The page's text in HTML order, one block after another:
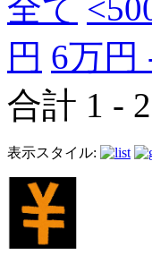
全て
円 6万円
合計 1 -
表示スタイル: